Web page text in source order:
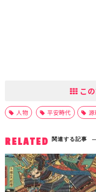
こ
人物 平安時代 源
RELATED 関連する記事